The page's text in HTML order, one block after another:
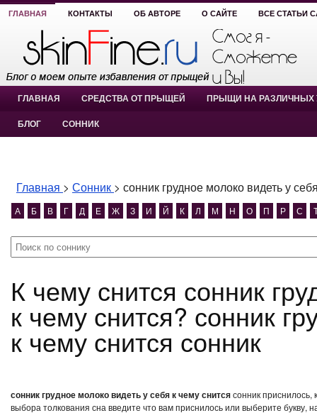
ГЛАВНАЯ КОНТАКТЫ ОБ АВТОРЕ О САЙТЕ ВСЕ СТАТЬИ
ГЛАВНАЯ СРЕДСТВА ОТ ПРЫЩЕЙ ПРЫЩИ НА РАЗЛИЧНЫХ
БЛОГ СОННИК
Главная > Сонник > сонник грудное молоко видеть у
А Б В Г Д Е Ж З И Й К Л М Н О П Р С
К чему снится сонник грудное молоко видеть у себя
к чему снится? сонник
к чему снится сонник
сонник грудное молоко видеть у себя к чему снитсясонник приснилось,
выбора толкования сна введите что вам приснилось или выберите букву,